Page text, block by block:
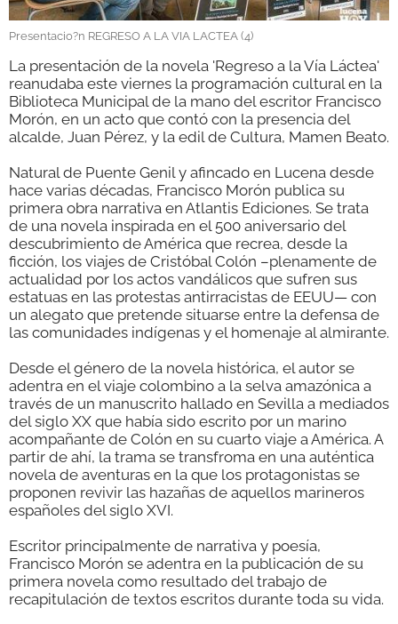
Presentacio?n REGRESO A LA VIA LACTEA (4)
La presentación de la novela 'Regreso a la Vía Láctea'
reanudaba este viernes la programación cultural en la
Biblioteca Municipal de la mano del escritor Francisco
Morón, en un acto que contó con la presencia del
alcalde, Juan Pérez, y la edil de Cultura, Mamen Beato.
Natural de Puente Genil y afincado en Lucena desde
hace varias décadas, Francisco Morón publica su
primera obra narrativa en Atlantis Ediciones. Se trata
de una novela inspirada en el 500 aniversario del
descubrimiento de América que recrea, desde la
ficción, los viajes de Cristóbal Colón –plenamente de
actualidad por los actos vandálicos que sufren sus
estatuas en las protestas antirracistas de EEUU— con
un alegato que pretende situarse entre la defensa de
las comunidades indígenas y el homenaje al almirante.
Desde el género de la novela histórica, el autor se
adentra en el viaje colombino a la selva amazónica a
través de un manuscrito hallado en Sevilla a mediados
del siglo XX que había sido escrito por un marino
acompañante de Colón en su cuarto viaje a América. A
partir de ahí, la trama se transfroma en una auténtica
novela de aventuras en la que los protagonistas se
proponen revivir las hazañas de aquellos marineros
españoles del siglo XVI.
Escritor principalmente de narrativa y poesía,
Francisco Morón se adentra en la publicación de su
primera novela como resultado del trabajo de
recapitulación de textos escritos durante toda su vida.